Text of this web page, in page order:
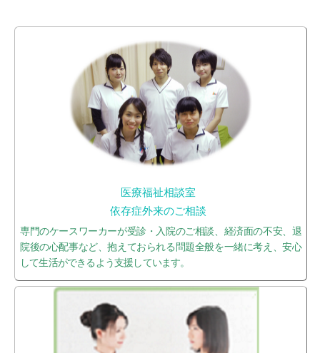
医療福祉相談室
依存症外来のご相談
専門のケースワーカーが受診・入院のご相談、経済面の不安、退
院後の心配事など、抱えておられる問題全般を一緒に考え、安心
して生活ができるよう支援しています。